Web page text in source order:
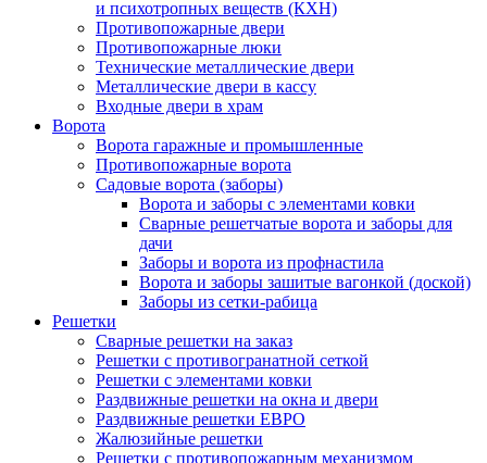
и психотропных веществ (КХН)
Противопожарные двери
Противопожарные люки
Технические металлические двери
Металлические двери в кассу
Входные двери в храм
Ворота
Ворота гаражные и промышленные
Противопожарные ворота
Садовые ворота (заборы)
Ворота и заборы с элементами ковки
Сварные решетчатые ворота и заборы для
дачи
Заборы и ворота из профнастила
Ворота и заборы зашитые вагонкой (доской)
Заборы из сетки-рабица
Решетки
Сварные решетки на заказ
Решетки с противогранатной сеткой
Решетки с элементами ковки
Раздвижные решетки на окна и двери
Раздвижные решетки ЕВРО
Жалюзийные решетки
Решетки с противопожарным механизмом